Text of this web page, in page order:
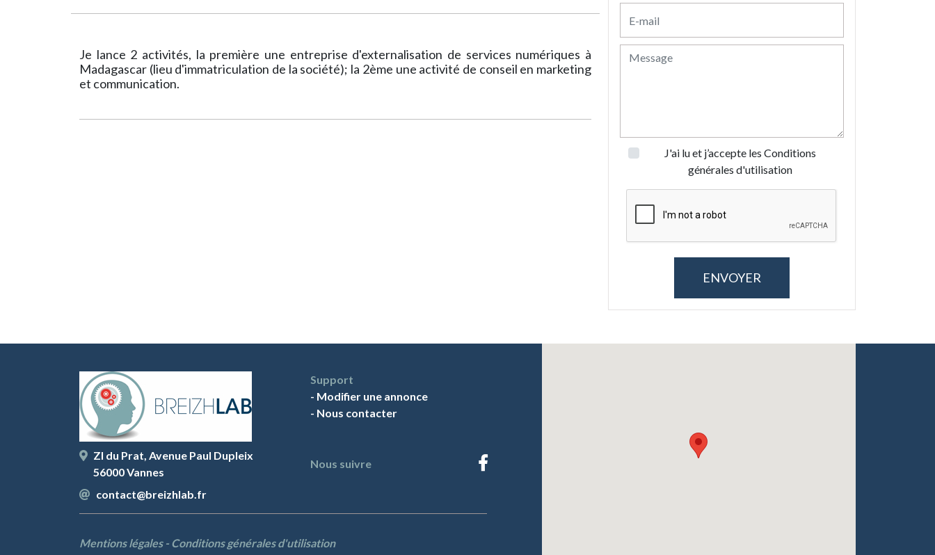
Je lance 2 activités, la première une entreprise d'externalisation de services numériques à
Madagascar (lieu d'immatriculation de la société); la 2ème une activité de conseil en marketing
et communication.
J'ai lu et j’accepte les Conditions
générales d'utilisation
ZI du Prat, Avenue Paul Dupleix
56000 Vannes
contact@breizhlab.fr
Support
- Modifier une annonce
- Nous contacter
Nous suivre
Mentions légales- Conditions générales d'utilisation